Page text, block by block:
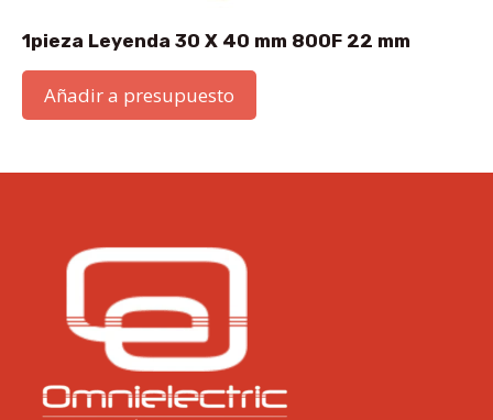
1pieza Leyenda 30 X 40 mm 800F 22 mm
Añadir a presupuesto